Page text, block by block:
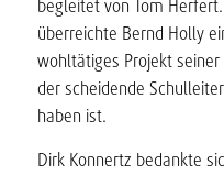
begleitet von Tom
überreichte Bernd Holly
wohltätiges Projekt
der scheidende
haben ist.
Dirk Konnertz bedankte